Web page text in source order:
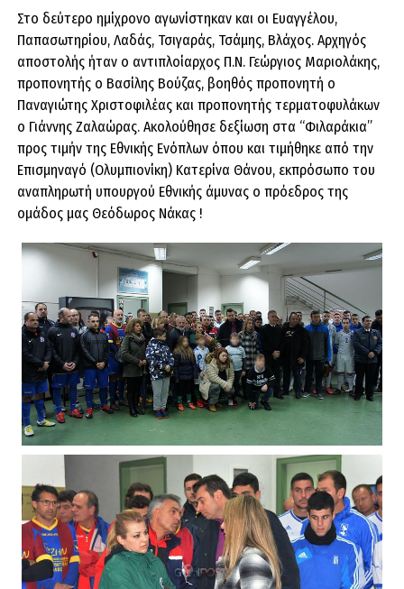
Στο δεύτερο ημίχρονο αγωνίστηκαν και οι Ευαγγέλου,
Παπασωτηρίου, Λαδάς, Τσιγαράς, Τσάμης, Βλάχος. Αρχηγός
αποστολής ήταν ο αντιπλοίαρχος Π.Ν. Γεώργιος Μαριολάκης,
προπονητής ο Βασίλης Βούζας, βοηθός προπονητή ο
Παναγιώτης Χριστοφιλέας και προπονητής τερματοφυλάκων
ο Γιάννης Ζαλαώρας. Ακολούθησε δεξίωση στα “Φιλαράκια”
προς τιμήν της Εθνικής Ενόπλων όπου και τιμήθηκε από την
Επισμηναγό (Ολυμπιονίκη) Κατερίνα Θάνου, εκπρόσωπο του
αναπληρωτή υπουργού Εθνικής άμυνας ο πρόεδρος της
ομάδος μας Θεόδωρος Νάκας !